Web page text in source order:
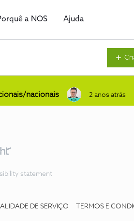
a NOS Ajuda
nacionais 2 anos atrás
statement
DE SERVIÇO TERMOS E